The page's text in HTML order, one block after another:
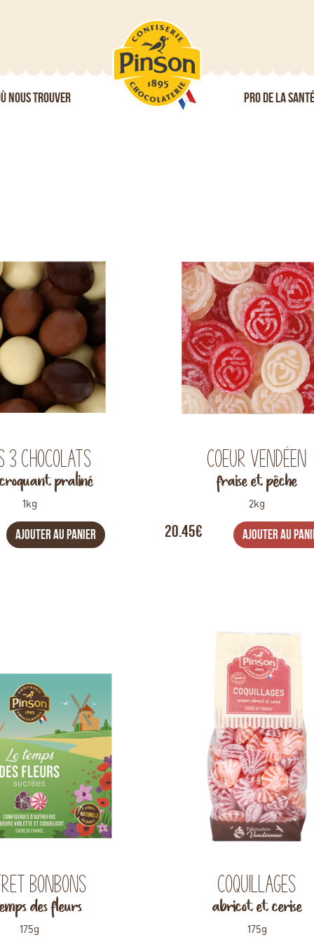
NOUS TROUVER PRO DE LA SANTÉ
3 chocolats
praliné
1kg
AJOUTER AU PANIER
Coeur vendéen
fraise et pêche
2kg
20.45€ AJOUTER AU
bonbons
des fleurs
175g
Coquillages
abricot et cerise
175g